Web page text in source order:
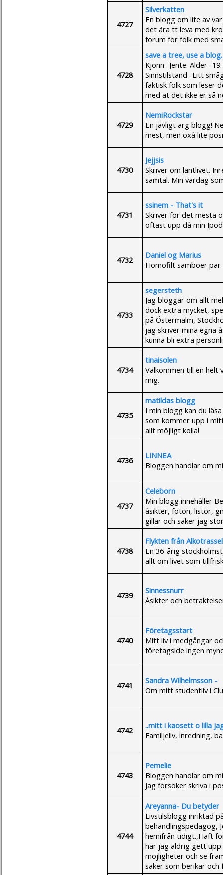
4727
Silverkatten
En blogg om lite av
det ära tt leva med
forum för folk med
4728
save a tree, use a blog.
Kjönn- Jente. Alder-
Sinnstilstand- Litt
faktisk folk som leser
med at det ikke er så
4729
NemiRockstar
En jävligt arg blogg!
mest, men oxå lite
4730
Jejjsis
Skriver om lantlivet.
samtal. Min vardag
4731
ssinem - That's it
Skriver för det mesta
oftast upp då min
4732
Daniel og Marius
Homofilt samboer
4733
segersteth
Jag bloggar om allt
dock extra mycket,
på Östermalm,
jag skriver mina egna
kunna bli extra
4734
tinaisolen
Välkommen till en helt
mig.
4735
matildas blogg
I min blogg kan du
som kommer upp i
allt möjligt kolla!
4736
LINNEA
Bloggen handlar om
4737
Celeborn
Min blogg innehåller
åsikter, foton, listor,
gillar och saker jag
4738
Flykten från
En 36-årig
allt om livet som
4739
Sinnessnurr
Åsikter och
4740
Företagsstart
Mitt liv i medgångar
företagside ingen
4741
Sandra Wilhelmsson -
Om mitt studentliv i
4742
..mitt i kaosett o lilla
Familjeliv, inredning,
4743
Pemelie
Bloggen handlar om
Jag försöker skriva i
4744
Areyanna- Du betyder
Livstilsblogg inriktad
behandlingspedagog,
hemifrån tidigt.,Haft
har jag aldrig gett
möjligheter och se
saker som berikar och